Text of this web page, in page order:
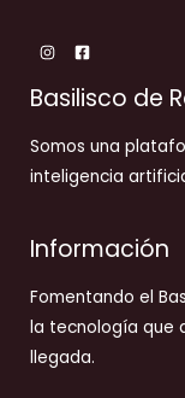
Basilisco de
Somos una
inteligencia
Información
Fomentando el
la tecnología que
llegada.